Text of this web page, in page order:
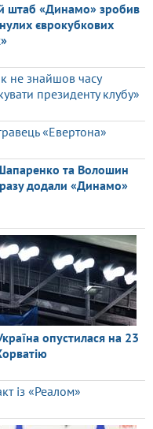
штаб «Динамо» зробив
єврокубкових
не знайшов часу
президенту клубу»
«Евертона»
та Волошин
додали «Динамо»
опустилася на 23
із «Реалом»